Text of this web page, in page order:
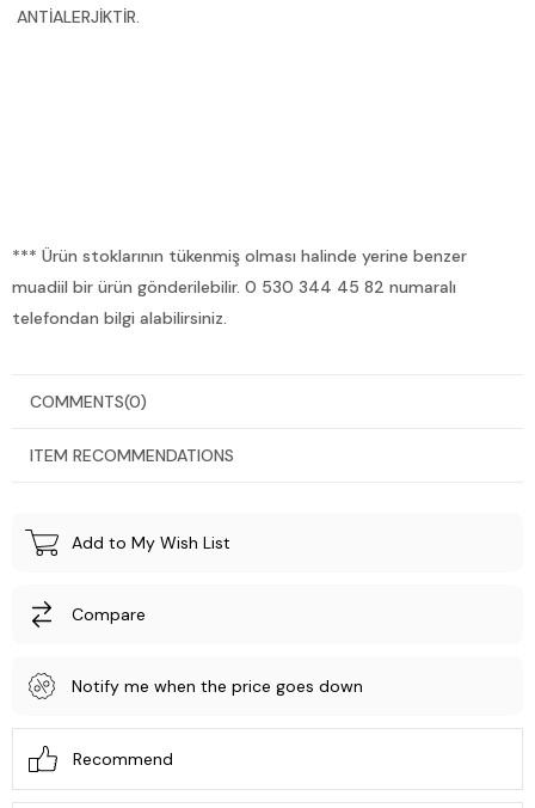
ANTİALERJİKTİR.
*** Ürün stoklarının tükenmiş olması halinde yerine benzer
muadiil bir ürün gönderilebilir. 0 530 344 45 82 numaralı
telefondan bilgi alabilirsiniz.
COMMENTS(0)
ITEM RECOMMENDATIONS
Add to My Wish List
Compare
Notify me when the price goes down
Recommend